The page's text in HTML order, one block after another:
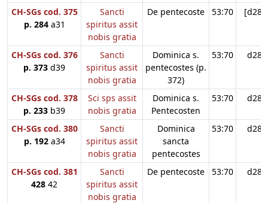
CH-SGs cod. 375
p. 284a31
Sancti
spiritus assit
nobis gratia
De pentecoste 53:70 [d28]
CH-SGs cod. 376
p. 373 d39
Sancti
spiritus assit
nobis gratia
Dominica s.
pentecostes (p.
372)
53:70 d28
CH-SGs cod. 378
p. 233 b39
Sci sps assit
nobis gratia
Dominica s.
Pentecosten
53:70 d28
CH-SGs cod. 380
p. 192a34
Sancti
spiritus assit
nobis gratia
Dominica
sancta
pentecostes
53:70 d28
CH-SGs cod. 381
428 42
Sancti
spiritus assit
nobis gratia
De pentecoste 53:70 d28